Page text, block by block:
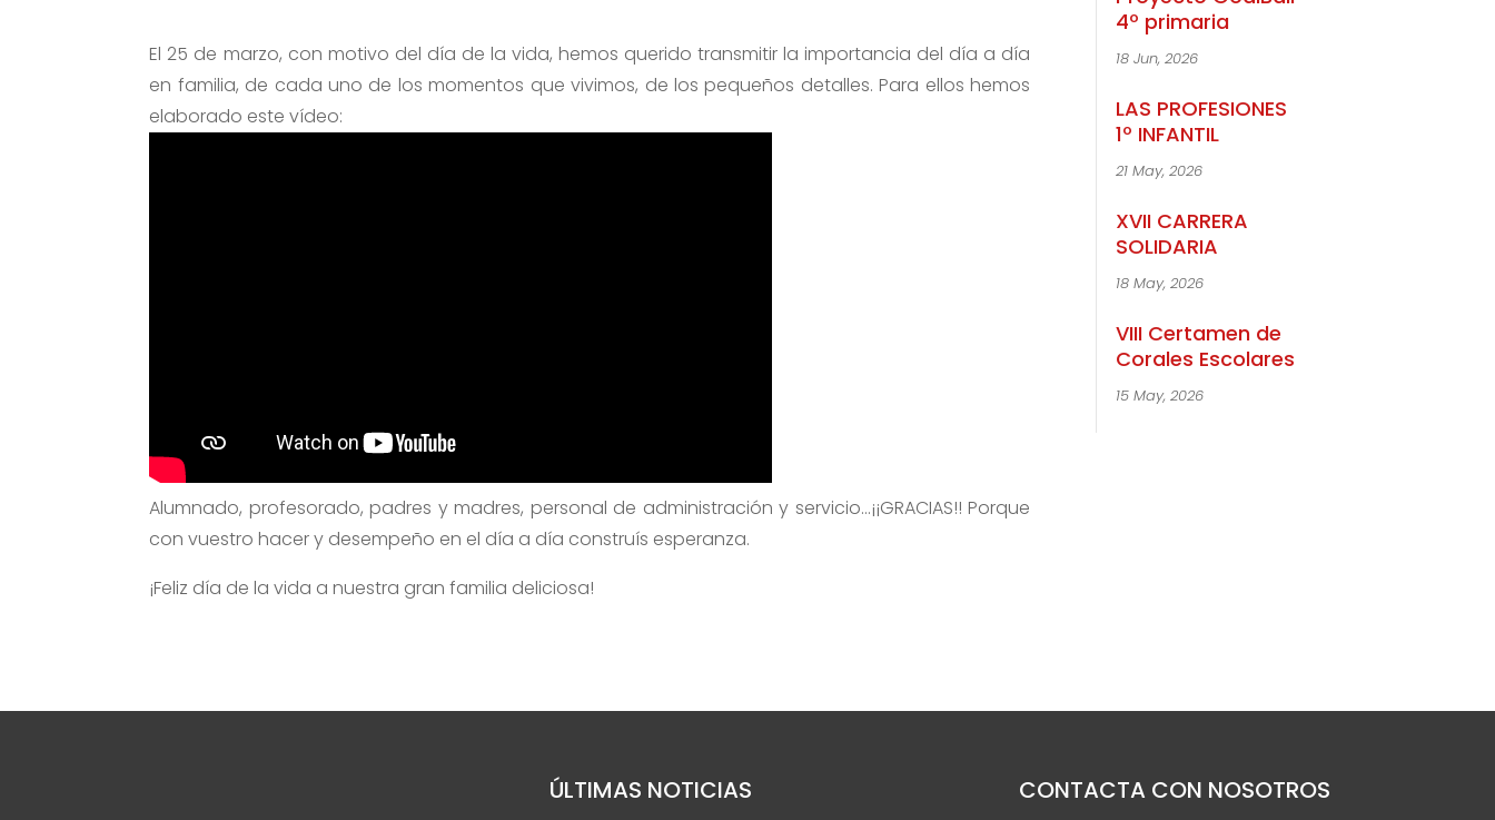
El 25 de marzo, con motivo del día de la vida, hemos querido transmitir la importancia del día a día
en familia, de cada uno de los momentos que vivimos, de los pequeños detalles. Para ellos hemos
elaborado este vídeo:
Alumnado, profesorado, padres y madres, personal de administración y servicio…¡¡GRACIAS!! Porque
con vuestro hacer y desempeño en el día a día construís esperanza.
¡Feliz día de la vida a nuestra gran familia deliciosa!
4º primaria
18 Jun, 2026
LAS PROFESIONES
1º INFANTIL
21 May, 2026
XVII CARRERA
SOLIDARIA
18 May, 2026
VIII Certamen de
Corales Escolares
15 May, 2026
ÚLTIMAS NOTICIAS CONTACTA CON NOSOTROS